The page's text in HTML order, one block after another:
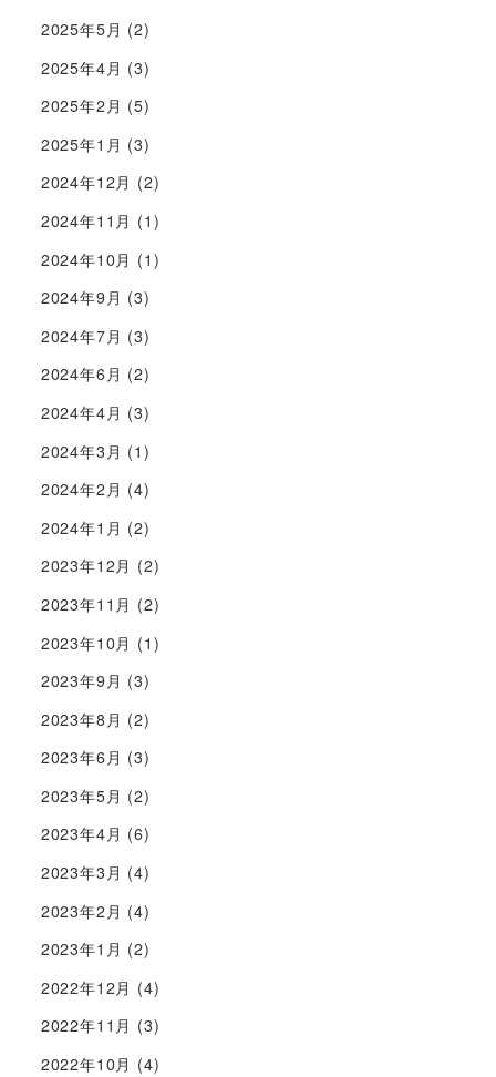
2025年5月 (2)
2025年4月 (3)
2025年2月 (5)
2025年1月 (3)
2024年12月 (2)
2024年11月 (1)
2024年10月 (1)
2024年9月 (3)
2024年7月 (3)
2024年6月 (2)
2024年4月 (3)
2024年3月 (1)
2024年2月 (4)
2024年1月 (2)
2023年12月 (2)
2023年11月 (2)
2023年10月 (1)
2023年9月 (3)
2023年8月 (2)
2023年6月 (3)
2023年5月 (2)
2023年4月 (6)
2023年3月 (4)
2023年2月 (4)
2023年1月 (2)
2022年12月 (4)
2022年11月 (3)
2022年10月 (4)